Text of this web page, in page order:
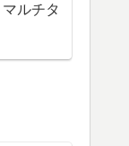
ルチタ